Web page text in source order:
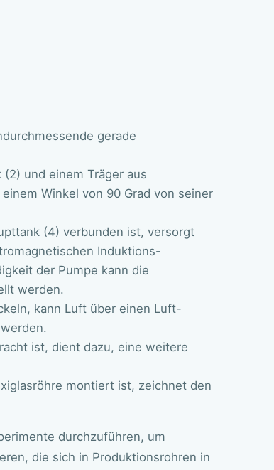
gerade
und einem Träger aus
Winkel von 90 Grad von seiner
(4) verbunden ist, versorgt
Induktions-
der Pumpe kann die
werden.
kann Luft über einen Luft-
ist, dient dazu, eine weitere
montiert ist, zeichnet den
durchzuführen, um
die sich in Produktionsrohren in